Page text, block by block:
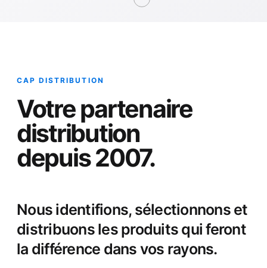
CAP DISTRIBUTION
Votre partenaire
distribution
depuis 2007.
Nous identifions, sélectionnons et
distribuons les produits qui feront
la différence dans vos rayons.